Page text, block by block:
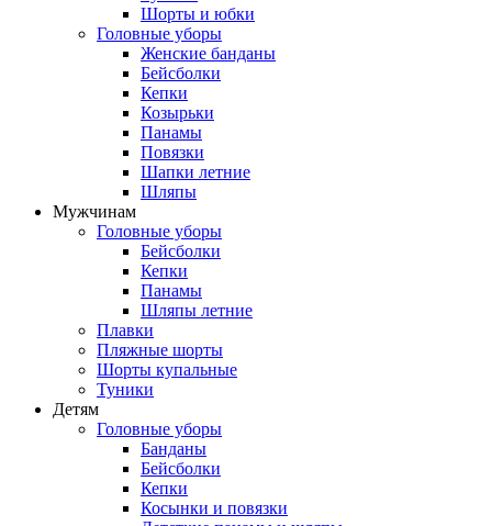
Шорты и юбки
Головные уборы
Женские банданы
Бейсболки
Кепки
Козырьки
Панамы
Повязки
Шапки летние
Шляпы
Мужчинам
Головные уборы
Бейсболки
Кепки
Панамы
Шляпы летние
Плавки
Пляжные шорты
Шорты купальные
Туники
Детям
Головные уборы
Банданы
Бейсболки
Кепки
Косынки и повязки